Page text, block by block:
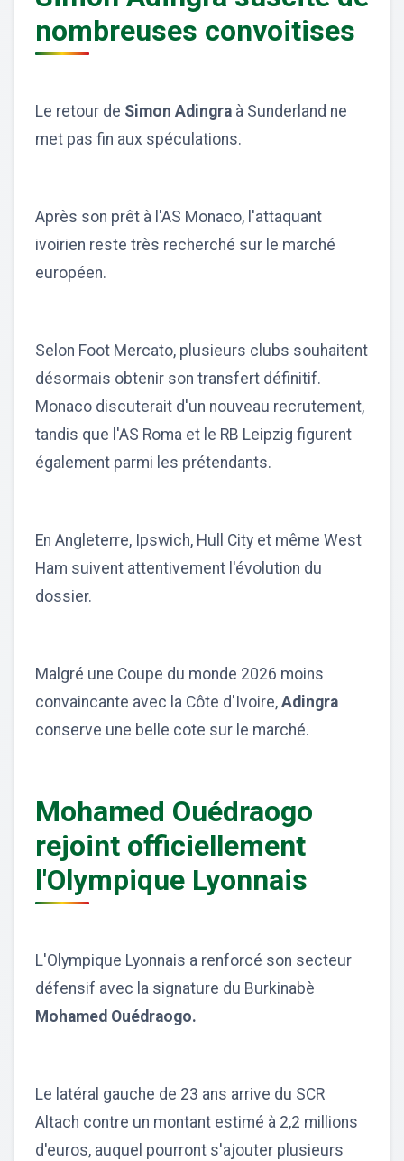
nombreuses convoitises
Le retour de Simon Adingra à Sunderland ne
met pas fin aux spéculations.
Après son prêt à l'AS Monaco, l'attaquant
ivoirien reste très recherché sur le marché
européen.
Selon Foot Mercato, plusieurs clubs souhaitent
désormais obtenir son transfert définitif.
Monaco discuterait d'un nouveau recrutement,
tandis que l'AS Roma et le RB Leipzig figurent
également parmi les prétendants.
En Angleterre, Ipswich, Hull City et même West
Ham suivent attentivement l'évolution du
dossier.
Malgré une Coupe du monde 2026 moins
convaincante avec la Côte d'Ivoire, Adingra
conserve une belle cote sur le marché.
Mohamed Ouédraogo
rejoint officiellement
l'Olympique Lyonnais
L'Olympique Lyonnais a renforcé son secteur
défensif avec la signature du Burkinabè
Mohamed Ouédraogo.
Le latéral gauche de 23 ans arrive du SCR
Altach contre un montant estimé à 2,2 millions
d'euros, auquel pourront s'ajouter plusieurs